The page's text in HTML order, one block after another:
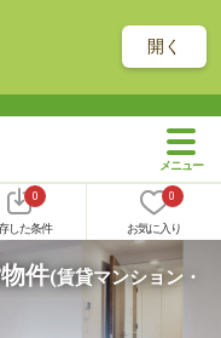
開く
0
した条件
0
お気に入り
件(賃貸マンション・